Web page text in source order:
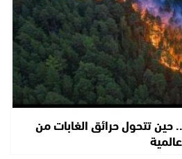
تتحول حرائق الغابات من